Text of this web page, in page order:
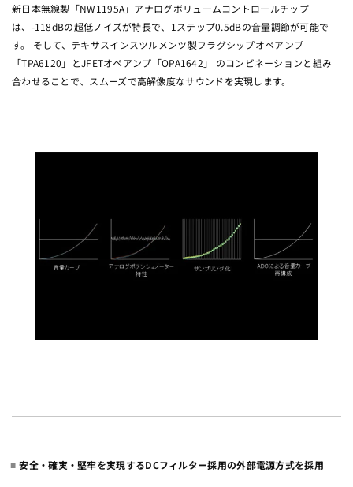
新日本無線製「NW1195A」アナログボリュームコントロールチップ
は、-118dBの超低ノイズが特長で、1ステップ0.5dBの音量調節が可能で
す。 そして、テキサスインスツルメンツ製フラグシップオペアンプ
「TPA6120」とJFETオペアンプ「OPA1642」 のコンビネーションと組み
合わせることで、スムーズで高解像度なサウンドを実現します。
安全・確実・堅牢を実現するDCフィルター採用の外部電源方式を採用